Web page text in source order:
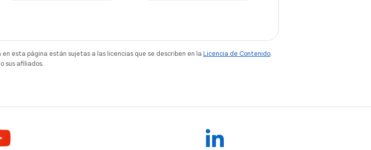
esta página están sujetas a las licencias que se describen en la Licencia de Contenido.
sus afiliados.